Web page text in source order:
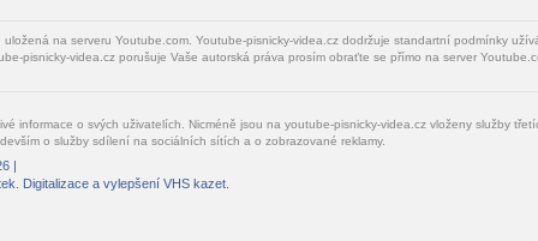
na serveru Youtube.com. Youtube-pisnicky-videa.cz dodržuje standartní podmínky
pisnicky-videa.cz porušuje Vaše autorská práva prosím obraťte se přímo na server
informace o svých uživatelích. Nicméně jsou na youtube-pisnicky-videa.cz vloženy služby
o služby sdílení na sociálních sítích a o zobrazované reklamy.
|
. Digitalizace a vylepšení VHS kazet.